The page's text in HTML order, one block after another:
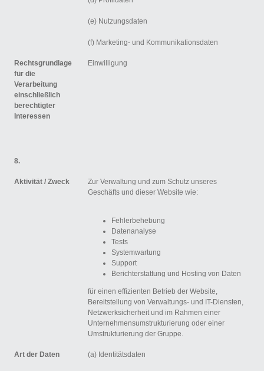
(e) Nutzungsdaten
(f) Marketing- und Kommunikationsdaten
Rechtsgrundlage
für die
Verarbeitung
einschließlich
berechtigter
Interessen
Einwilligung
8.
Aktivität / Zweck
Zur Verwaltung und zum Schutz unseres
Geschäfts und dieser Website wie:
Fehlerbehebung
Datenanalyse
Tests
Systemwartung
Support
Berichterstattung und Hosting von Daten
für einen effizienten Betrieb der Website,
Bereitstellung von Verwaltungs- und IT-Diensten,
Netzwerksicherheit und im Rahmen einer
Unternehmensumstrukturierung oder einer
Umstrukturierung der Gruppe.
Art der Daten (a) Identitätsdaten